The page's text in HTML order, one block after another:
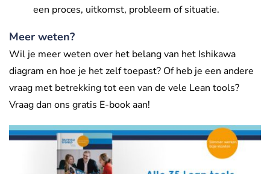
een proces, uitkomst, probleem of situatie.
Meer weten?
Wil je meer weten over het belang van het Ishikawa
diagram en hoe je het zelf toepast? Of heb je een andere
vraag met betrekking tot een van de vele Lean tools?
Vraag dan ons gratis E-book aan!